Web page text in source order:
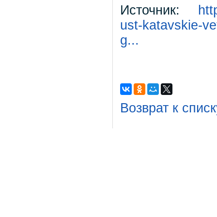
Источник:
ust-katavskie-
g...
Возврат к